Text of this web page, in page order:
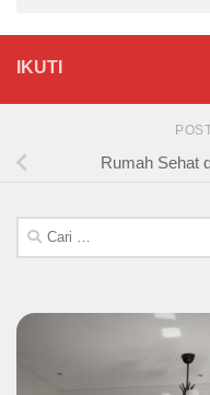
IKUTI
Rumah Sehat
Cari
untuk: